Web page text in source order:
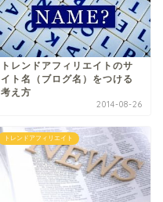
トレンドアフィリエイトのサ
イト名（ブログ名）をつける
考え方
2014-08-26
トレンドアフィリエイト